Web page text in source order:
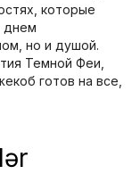
которые
днем
но и душой.
Темной Феи,
готов на все,